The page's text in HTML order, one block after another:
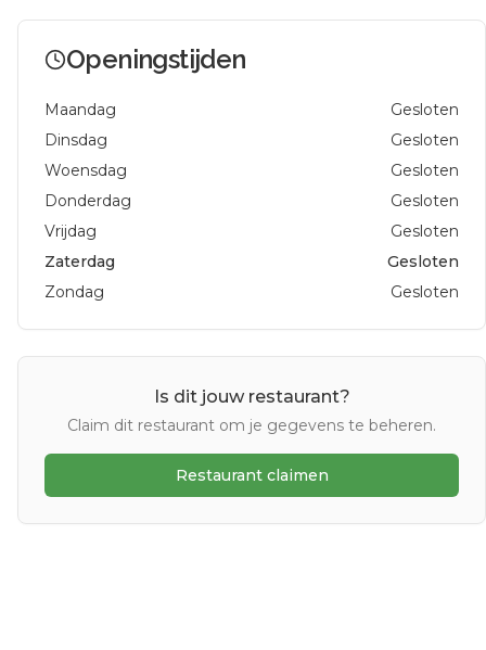
Openingstijden
Maandag
Gesloten
Dinsdag
Gesloten
Woensdag
Gesloten
Donderdag
Gesloten
Vrijdag
Gesloten
Zaterdag
Gesloten
Zondag
Gesloten
Is dit jouw restaurant?
Claim dit restaurant om je gegevens te beheren.
Restaurant claimen